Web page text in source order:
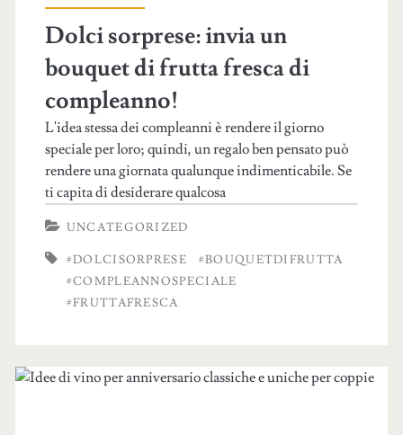
Dolci sorprese: invia un
bouquet di frutta fresca di
compleanno!
L'idea stessa dei compleanni è rendere il giorno
speciale per loro; quindi, un regalo ben pensato può
rendere una giornata qualunque indimenticabile. Se
ti capita di desiderare qualcosa
UNCATEGORIZED
#DOLCISORPRESE
#BOUQUETDIFRUTTA
#COMPLEANNOSPECIALE
#FRUTTAFRESCA